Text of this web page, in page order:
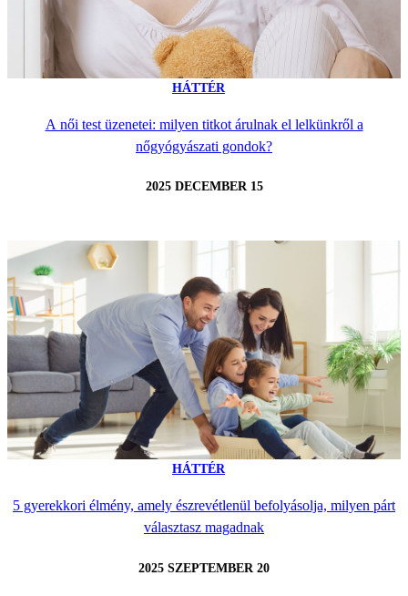
HÁTTÉR
A női test üzenetei: milyen titkot árulnak el lelkünkről a
nőgyógyászati gondok?
2025 DECEMBER 15
HÁTTÉR
5 gyerekkori élmény, amely észrevétlenül befolyásolja, milyen párt
választasz magadnak
2025 SZEPTEMBER 20